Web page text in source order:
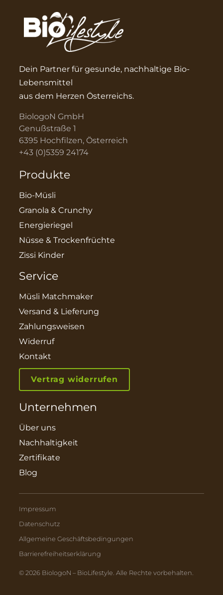
Dein Partner für gesunde, nachhaltige Bio-
Lebensmittel
aus dem Herzen Österreichs.
BiologoN GmbH
Genußstraße 1
6395 Hochfilzen, Österreich
+43 (0)5359 24174
Produkte
Bio-Müsli
Granola & Crunchy
Energieriegel
Nüsse & Trockenfrüchte
Zissi Kinder
Service
Müsli Matchmaker
Versand & Lieferung
Zahlungsweisen
Widerruf
Kontakt
Vertrag widerrufen
Unternehmen
Über uns
Nachhaltigkeit
Zertifikate
Blog
Impressum
Datenschutz
Allgemeine Geschäftsbedingungen
Barrierefreiheitserklärung
© 2026 BiologoN – BioLifestyle. Alle Rechte vorbehalten.